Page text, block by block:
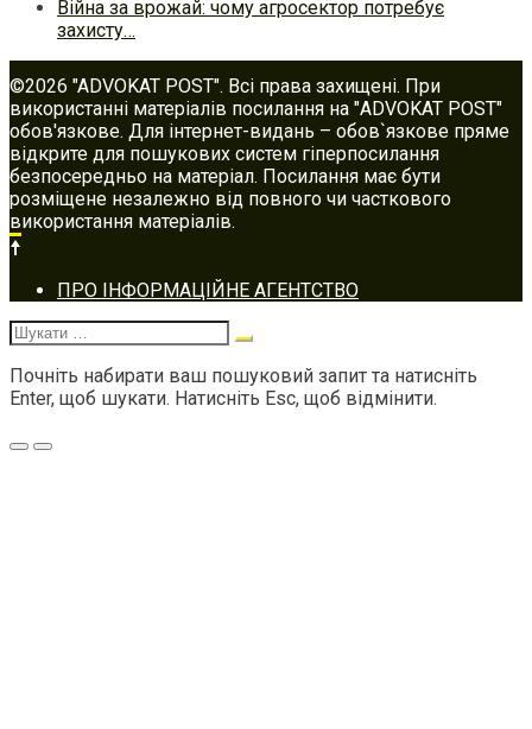
Війна за врожай: чому агросектор потребує
захисту…
©2026 "ADVOKAT POST". Всі права захищені. При
використанні матеріалів посилання на "ADVOKAT POST"
обов'язкове. Для інтернет-видань – обов`язкове пряме
відкрите для пошукових систем гіперпосилання
безпосередньо на матеріал. Посилання має бути
розміщене незалежно від повного чи часткового
використання матеріалів.
Footer
navigation
ПРО ІНФОРМАЦІЙНЕ АГЕНТСТВО
Шукати:
Почніть набирати ваш пошуковий запит та натисніть
Enter, щоб шукати. Натисніть Esc, щоб відмінити.
Меню